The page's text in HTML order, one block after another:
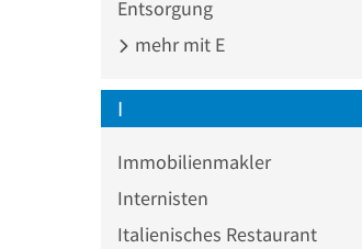
Entsorgung
mehr mit E
I
Immobilienmakler
Internisten
Italienisches Restaurant